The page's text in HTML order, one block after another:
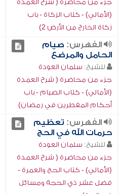
جزء من محاضرة ( شرح العمدة
(الأمالي) - كتاب الزكاة - باب
زكاة الخارج من الأرض 2)
الفهرس: صيام
الحامل والمرضع
للشيخ: سلمان العودة
جزء من محاضرة ( شرح العمدة
(الأمالي) - كتاب الصيام - باب
أحكام المفطرين في رمضان)
الفهرس: تعظيم
حرمات الله في الحج
للشيخ: سلمان العودة
جزء من محاضرة ( شرح العمدة
(الأمالي) - كتاب الحج والعمرة -
فضل عشر ذي الحجة ومسائل